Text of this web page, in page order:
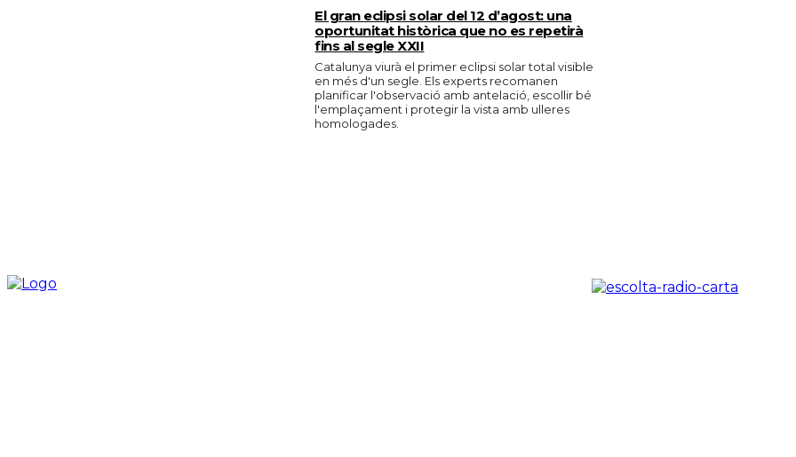
El gran eclipsi solar del 12 d’agost: una
oportunitat històrica que no es repetirà
fins al segle XXII
Catalunya viurà el primer eclipsi solar total visible
en més d'un segle. Els experts recomanen
planificar l'observació amb antelació, escollir bé
l'emplaçament i protegir la vista amb ulleres
homologades.